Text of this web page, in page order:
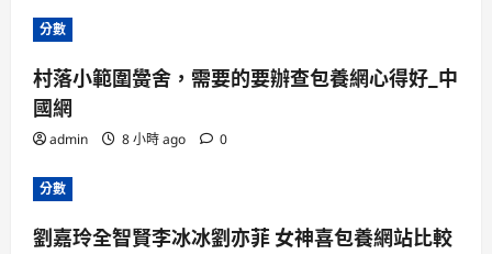
分數
村落小範圍黌舍，需要的要辦查包養網心得好_中
國網
admin 8 小時 ago 0
分數
劉嘉玲全智賢李冰冰劉亦菲 女神喜包養網站比較